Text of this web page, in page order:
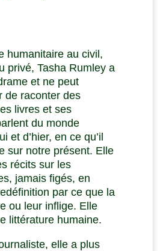
humanitaire au civil,
privé, Tasha Rumley a
et ne peut
de raconter des
livres et ses
du monde
et d’hier, en ce qu’il
sur notre présent. Elle
récits sur les
jamais figés, en
par ce que la
ou leur inflige. Elle
littérature humaine.
elle a plus